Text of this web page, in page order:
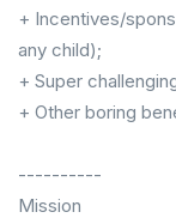
+ Incentives/
any child);
+ Super
+ Other boring
----------
Mission